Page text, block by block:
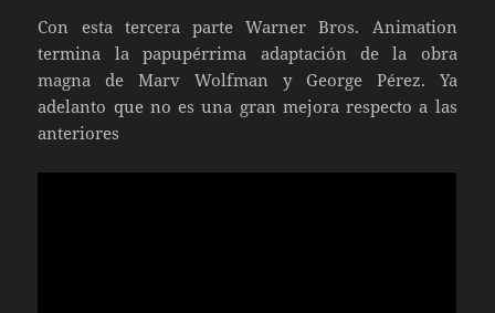
Con esta tercera parte Warner Bros. Animation
termina la papupérrima adaptación de la obra
magna de Marv Wolfman y George Pérez. Ya
adelanto que no es una gran mejora respecto a las
anteriores